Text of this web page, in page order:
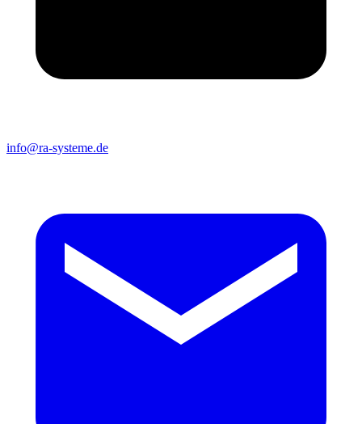
info@ra-systeme.de